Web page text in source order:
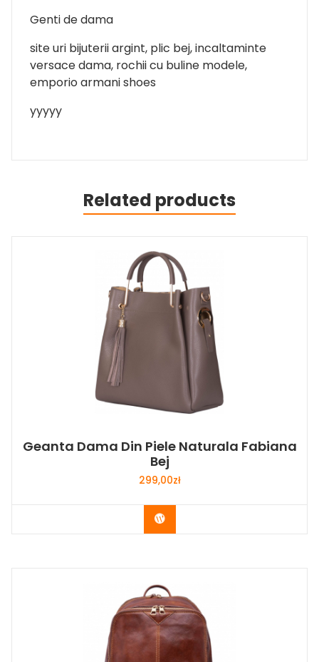
Genti de dama
site uri bijuterii argint, plic bej, incaltaminte
versace dama, rochii cu buline modele,
emporio armani shoes
yyyyy
Related products
Geanta Dama Din Piele Naturala Fabiana
Bej
299,00zł
Buy Now